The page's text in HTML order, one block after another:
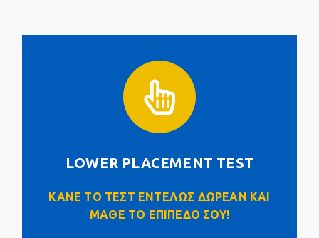
LOWER PLACEMENT TEST
ΚΑΝΕ ΤΟ ΤΕΣΤ ΕΝΤΕΛΩΣ ΔΩΡΕΑΝ ΚΑΙ
ΜΑΘΕ ΤΟ ΕΠΙΠΕΔΟ ΣΟΥ!
LOWER PLACEMENT TEST
Click Here